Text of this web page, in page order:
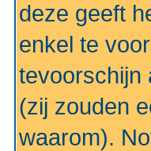
deze geeft
enkel te
tevoorschijn
(zij zouden
waarom).